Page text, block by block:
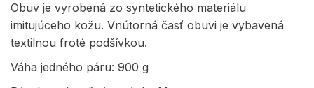
Obuv je vyrobená zo syntetického materiálu
imitujúceho kožu. Vnútorná časť obuvi je vybavená
textilnou froté podšívkou.
Váha jedného páru: 900 g